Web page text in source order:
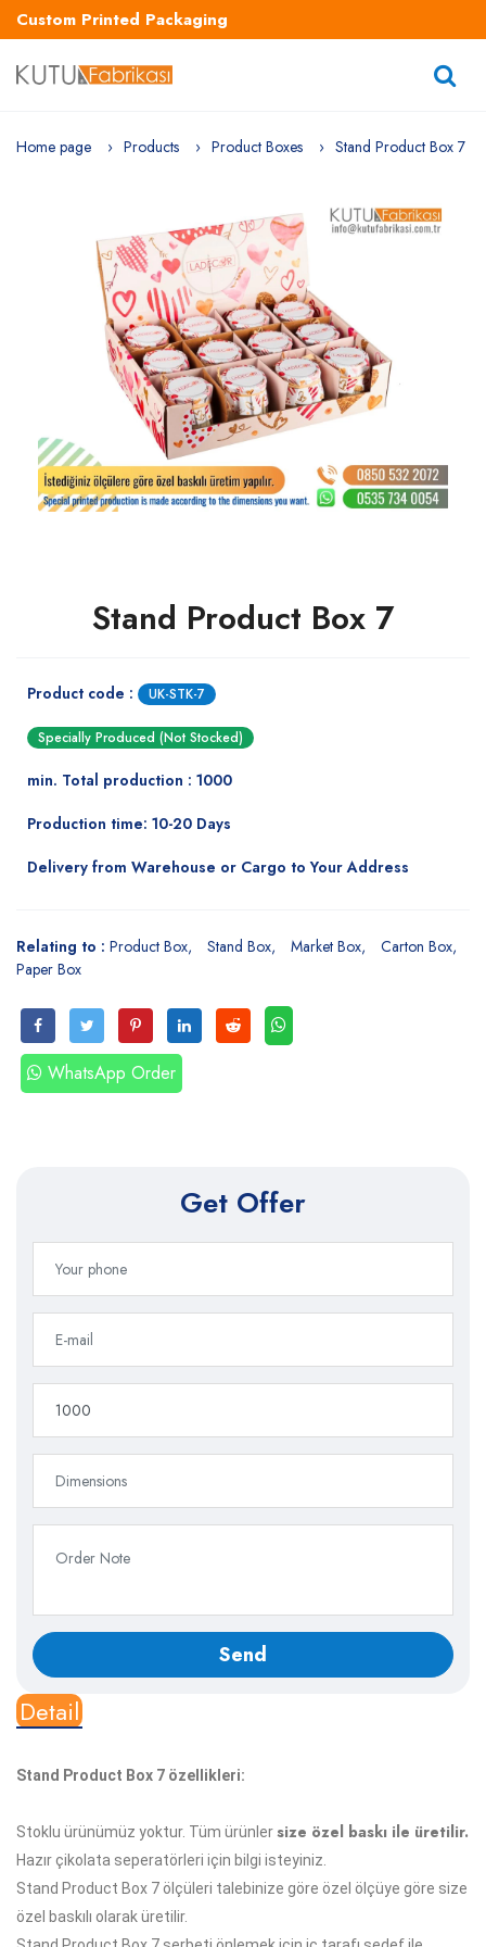
Custom Printed Packaging
Home page Products Product Boxes Stand Product Box 7
Stand Product Box 7
Product code : UK-STK-7
Specially Produced (Not Stocked)
min. Total production : 1000
Production time: 10-20 Days
Delivery from Warehouse or Cargo to Your Address
Relating to : Product Box Stand Box Market Box
Carton Box
Paper Box
WhatsApp Order
Get Offer
Detail
Stand Product Box 7 özellikleri:
Stoklu ürünümüz yoktur. Tüm ürünlersize özel baskı ile üretilir.
Hazır çikolata seperatörleri için bilgi isteyiniz.
Stand Product Box 7 ölçüleri talebinize göre özel ölçüye göre size
özel baskılı olarak üretilir.